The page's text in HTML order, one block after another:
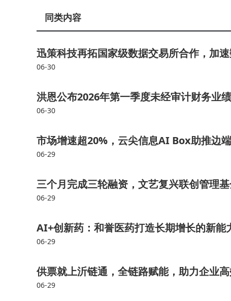
同类内容
迅策科技再拓国家级数据交易所合作，加
06-30
洪恩公布2026年第一季度未经审计财务业
06-30
市场增速超20%，云尖信息AI Box助推
06-29
三个月完成三轮融资，文艺复兴联创管理
06-29
AI+创新药：和誉医药打造长期增长的新能
06-29
供票就上沂链通，全链路赋能，助力企业
06-29